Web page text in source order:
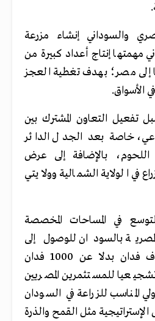
.
والسوداني إنشاء مزرعة
مهمتها إنتاج أعداد كبيرة من
إلى مصر؛ بهدف تغطية العجز
الأسواق.
تفعيل التعاون المشترك بين
خاصة بعد الجدل الدائر
بالإضافة إلى عرض
في الولاية الشمالية وولايتي
في المساحات المخصصة
بالسودان للوصول إلى
استكمال زراعة 10 آلاف فدان بدلا عن 1000 فدان
للمستثمرين المصريين
المناسب للزراعة في السودان
الإستراتيجية مثل القمح والذرة